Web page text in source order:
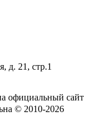
д. 21, стр.1
официальный сайт
© 2010-2026